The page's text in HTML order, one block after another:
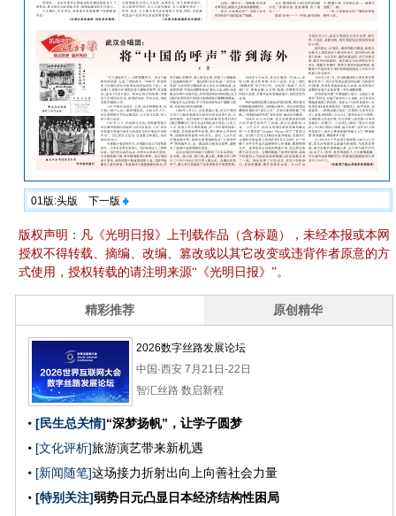
01版:头版 下一版
版权声明：凡《光明日报》上刊载作品（含标题），未经本报或本网
授权不得转载、摘编、改编、篡改或以其它改变或违背作者原意的方
式使用，授权转载的请注明来源“《光明日报》”。